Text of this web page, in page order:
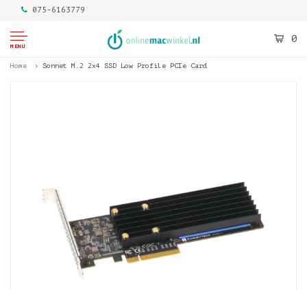
075-6163779
MENU
0
Home Sonnet M.2 2x4 SSD Low Profile PCIe Card